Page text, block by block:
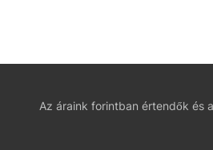
Az áraink forintban értendők és